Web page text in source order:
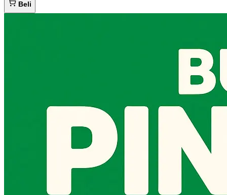
Beli